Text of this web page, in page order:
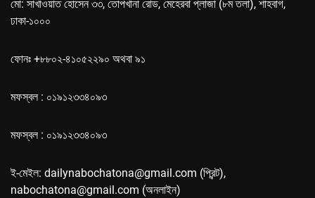
মো: সাখাওয়াত হোসেন ৩৩, তোপখানা রোড, মেহেরবা প্লাজা (৮ম তলা), শাহবাগ,
ঢাকা-১০০০
ফোনঃ +৮৮০২-৪১০৫২২৯০ অথবা ৯১
মফস্বল : ০১৯১২৩৩৪০৯৩
মফস্বল : ০১৯১২৩৩৪০৯৩
ই-মেইল: dailynabochatona@gmail.com (প্রিন্ট),
nabochatona@gmail.com (অনলাইন)